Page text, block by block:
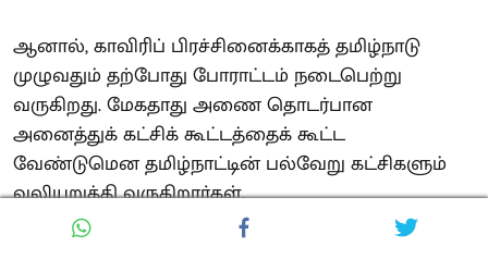
ஆனால், காவிரிப் பிரச்சினைக்காகத் தமிழ்நாடு
முழுவதும் தற்போது போராட்டம் நடைபெற்று
வருகிறது. மேகதாது அணை தொடர்பான
அனைத்துக் கட்சிக் கூட்டத்தைக் கூட்ட
வேண்டுமென தமிழ்நாட்டின் பல்வேறு கட்சிகளும்
வலியுறுத்தி வருகிறார்கள்.